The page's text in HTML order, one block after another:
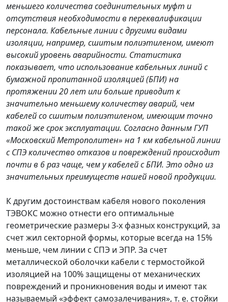
меньшего количества соединительных муфт и
отсутствия необходимости в переквалификации
персонала. Кабельные линии с другими видами
изоляции, например, сшитым полиэтиленом, имеют
высокий уровень аварийности. Статистика
показывает, что использование кабельных линий с
бумажной пропитанной изоляцией (БПИ) на
протяжении 20 лет или больше приводит к
значительно меньшему количеству аварий, чем
кабелей со сшитым полиэтиленом, имеющим точно
такой же срок эксплуатации. Согласно данным ГУП
«Московский Метрополитен» на 1 км кабельной линии
с СПЭ количество отказов и повреждений происходит
почти в 6 раз чаще, чем у кабелей с БПИ. Это одно из
значительных преимуществ нашей новой продукции.
К другим достоинствам кабеля нового поколения
ТЭВОКС можно отнести его оптимальные
геометрические размеры 3-х фазных конструкций, за
счет жил секторной формы, которые всегда на 15%
меньше, чем линии с СПЭ и ЭПР. За счет
металлической оболочки кабели с термостойкой
изоляцией на 100% защищены от механических
повреждений и проникновения воды и имеют так
называемый «эффект самозалечивания», т. е. стойки